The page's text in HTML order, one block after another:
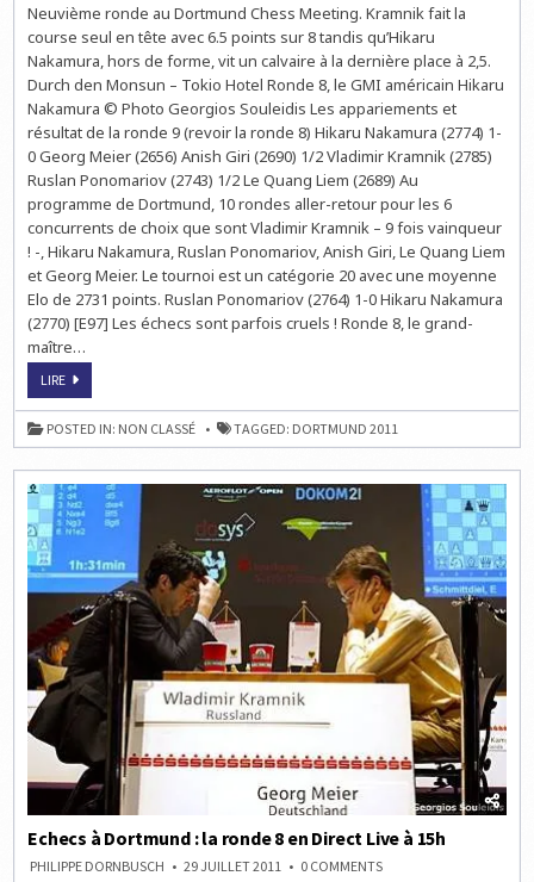
À
:
LA
RONDE
9
DIRECT
LIVE
À
15H
Neuvième ronde au Dortmund Chess Meeting. Kramnik fait la
course seul en tête avec 6.5 points sur 8 tandis qu’Hikaru
Nakamura, hors de forme, vit un calvaire à la dernière place à 2,5.
Durch den Monsun – Tokio Hotel Ronde 8, le GMI américain Hikaru
Nakamura © Photo Georgios Souleidis Les appariements et
résultat de la ronde 9 (revoir la ronde 8) Hikaru Nakamura (2774) 1-
0 Georg Meier (2656) Anish Giri (2690) 1/2 Vladimir Kramnik (2785)
Ruslan Ponomariov (2743) 1/2 Le Quang Liem (2689) Au
programme de Dortmund, 10 rondes aller-retour pour les 6
concurrents de choix que sont Vladimir Kramnik – 9 fois vainqueur
! -, Hikaru Nakamura, Ruslan Ponomariov, Anish Giri, Le Quang Liem
et Georg Meier. Le tournoi est un catégorie 20 avec une moyenne
Elo de 2731 points. Ruslan Ponomariov (2764) 1-0 Hikaru Nakamura
(2770) [E97] Les échecs sont parfois cruels ! Ronde 8, le grand-
maître…
LIREECHECS
DORTMUND
:
LA
RONDE
DIRECT
LIVE
À
15H
POSTED IN: NON CLASSÉ TAGGED: DORTMUND 2011
Echecs à Dortmund : la ronde 8 en Direct Live à 15h
PHILIPPE DORNBUSCH 29 JUILLET 2011 0 COMMENTSON